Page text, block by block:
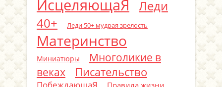
ИсцеляющаЯ
Леди
40+
Леди 50+ мудрая зрелость
Материнство
Миниатюры
Многоликие в
веках
Писательство